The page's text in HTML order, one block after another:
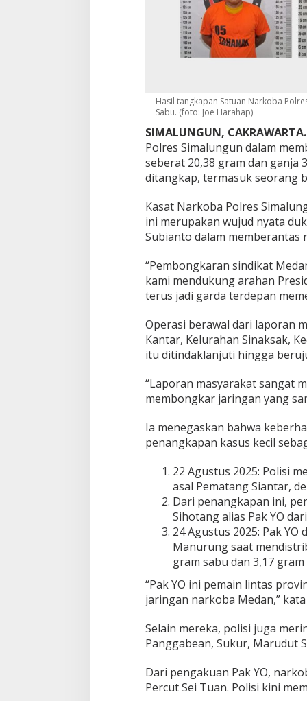
d
i
k
a
t
a
n
,
S
a
b
u
0
3
8
r
a
m
D
a
m
a
a
n
Hasil tangkapan Satuan Narkoba
Sabu. (foto: Joe Harahap)
SIMALUNGUN,
Polres Simalungun dalam
seberat 20,38 gram dan ganja
ditangkap, termasuk seorang
Kasat Narkoba Polres
ini merupakan wujud nyata
Subianto dalam memberantas
“Pembongkaran sindikat
kami mendukung arahan
terus jadi garda terdepan
Operasi berawal dari laporan
Kantar, Kelurahan Sinaksak,
itu ditindaklanjuti hingga
“Laporan masyarakat sangat
membongkar jaringan yang
Ia menegaskan bahwa
penangkapan kasus kecil
22 Agustus 2025: Polisi
asal Pematang Siantar,
Dari penangkapan ini,
Sihotang alias Pak YO
24 Agustus 2025: Pak
Manurung saat
gram sabu dan 3,17 gram
“Pak YO ini pemain lintas
jaringan narkoba Medan,”
Selain mereka, polisi juga
Panggabean, Sukur, Marudut
Dari pengakuan Pak YO,
Percut Sei Tuan. Polisi kini